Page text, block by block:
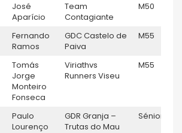
José
Aparício
Team
Contagiante
M50
Fernando
Ramos
GDC Castelo de
Paiva
M55
Tomás
Jorge
Monteiro
Fonseca
Viriathvs
Runners Viseu
M55
Paulo
Lourenço
GDR Granja –
Trutas do Mau
Sénior M